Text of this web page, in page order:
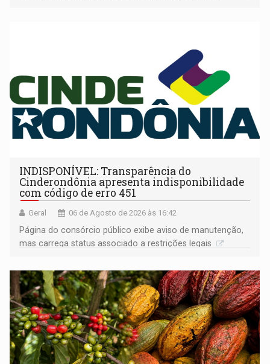
INDISPONÍVEL: Transparência do
Cinderondônia apresenta indisponibilidade
com código de erro 451
Geral 06 de Agosto de 2026 às 16:42
Página do consórcio público exibe aviso de manutenção,
mas carrega status associado a restrições legais